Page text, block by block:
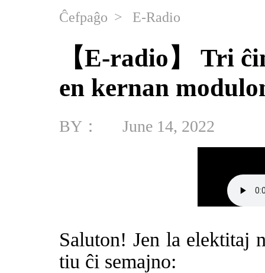
Ĉefpaĝo > E-Radio
【E-radio】 Tri
en kernan
BY： June 14, 2022
Saluton! Jen la elektitaj
tiu ĉi semajno: